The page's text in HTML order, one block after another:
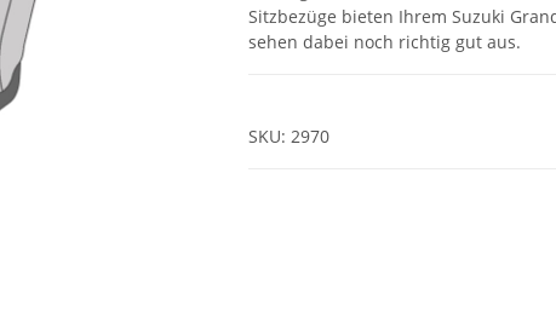
Sitzbezüge bieten Ihrem Suzuki
sehen dabei noch richtig gut aus.
SKU: 2970